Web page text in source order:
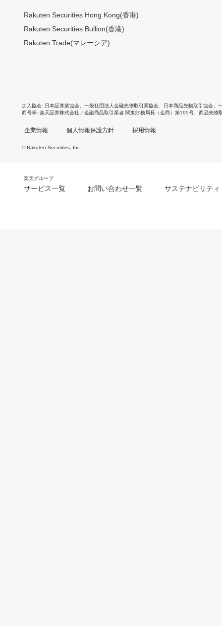
Rakuten Securities Hong Kong(香港)
Rakuten Securities Bullion(香港)
Rakuten Trade(マレーシア)
加入協会 日本証券業協会 一般社団法人金融先物取引業協会 日本商品先物取引協会
商号等 楽天証券株式会社／金融商品取引業者 関東財務局長（金商）第195号、商品先物
企業情報 個人情報保護方針 採用情報
© Rakuten Securities, Inc.
楽天グループ
サービス一覧 お問い合わせ一覧 サステナビリティ